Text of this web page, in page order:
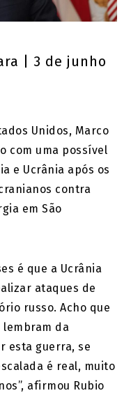
| 3 de junho
Unidos, Marco
com uma possível
e Ucrânia após os
contra
em São
é que a Ucrânia
ataques de
russo. Acho que
lembram da
esta guerra, se
é real, muito
afirmou Rubio